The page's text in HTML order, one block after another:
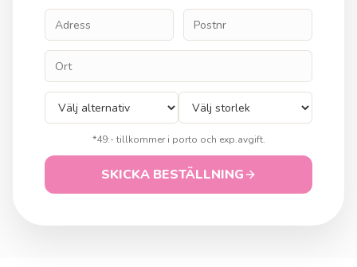
*49:- tillkommer i porto och exp.avgift.
SKICKA BESTÄLLNING